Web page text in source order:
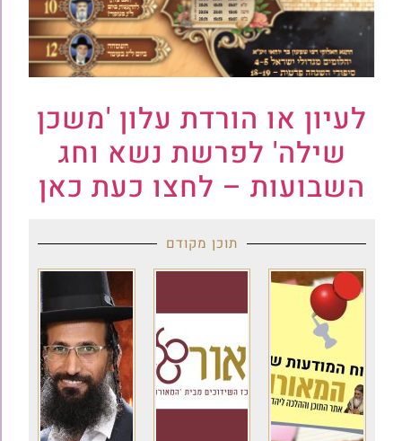
לעיון או הורדת עלון 'משכן
שילה' לפרשת נשא וחג
השבועות – לחצו כעת כאן
תוכן מקודם